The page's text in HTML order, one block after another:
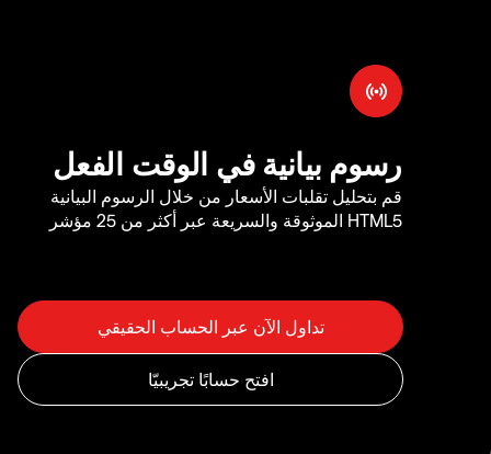
رسوم بيانية في الوقت الفعل
قم بتحليل تقلبات الأسعار من خلال الرسوم البيانية
HTML5 الموثوقة والسريعة عبر أكثر من 25 مؤشر